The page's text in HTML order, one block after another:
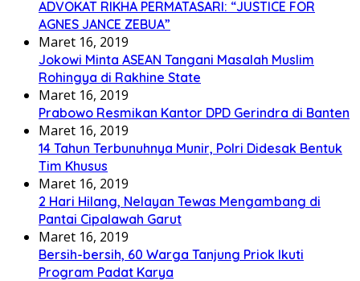
ADVOKAT RIKHA PERMATASARI: “JUSTICE FOR
AGNES JANCE ZEBUA”
Maret 16, 2019
Jokowi Minta ASEAN Tangani Masalah Muslim
Rohingya di Rakhine State
Maret 16, 2019
Prabowo Resmikan Kantor DPD Gerindra di Banten
Maret 16, 2019
14 Tahun Terbunuhnya Munir, Polri Didesak Bentuk
Tim Khusus
Maret 16, 2019
2 Hari Hilang, Nelayan Tewas Mengambang di
Pantai Cipalawah Garut
Maret 16, 2019
Bersih-bersih, 60 Warga Tanjung Priok Ikuti
Program Padat Karya